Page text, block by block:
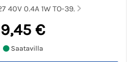
40V 0.4A 1W TO-39.
9,45 €
Saatavilla